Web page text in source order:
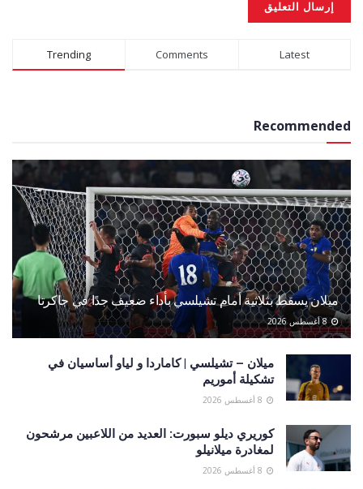
Alternative:
Trending Comments Latest
Recommended
ميلان يسقط بثلاثية أمام تشيلسي بأداء ضعيف جدًا في جاكرتا
ميلان – تشيلسي | كاماردا و لياو أساسيان في
تشكيلة أموريم
كوريري ديلو سبورت: العديد من اللاعبين مرشحون
لمغادرة ميلانيلو